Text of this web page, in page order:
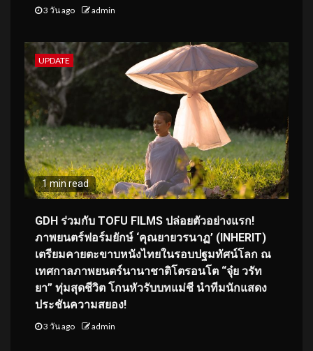
3 วัน ago admin
UPDATE
1 min read
GDH ร่วมกับ TOFU FILMS ปล่อยตัวอย่างแรก!
ภาพยนตร์ฟอร์มยักษ์ ‘คุณยายวรนาฏ’ (INHERIT)
เตรียมคายตะขาบหนังไทยในรอบปฐมทัศน์โลก ณ
เทศกาลภาพยนตร์นานาชาติโตรอนโต “จุ๋ย วรัท
ยา” ทุ่มสุดชีวิต โกนหัวรับบทแม่ชี นำทีมนักแสดง
ประชันความสยอง!
3 วัน ago admin